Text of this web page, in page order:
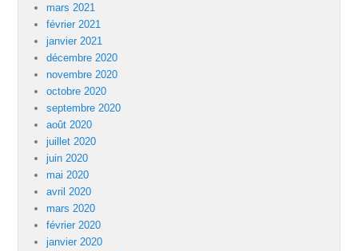
mars 2021
février 2021
janvier 2021
décembre 2020
novembre 2020
octobre 2020
septembre 2020
août 2020
juillet 2020
juin 2020
mai 2020
avril 2020
mars 2020
février 2020
janvier 2020